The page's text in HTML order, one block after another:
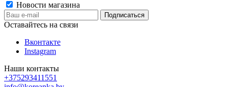
Новости магазина
Оставайтесь на связи
Вконтакте
Instagram
Наши контакты
+375293411551